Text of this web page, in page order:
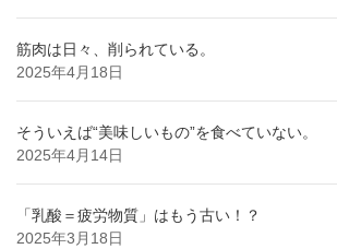
筋肉は日々、削られている。
2025年4月18日
そういえば“美味しいもの”を食べていない。
2025年4月14日
「乳酸＝疲労物質」はもう古い！？
2025年3月18日